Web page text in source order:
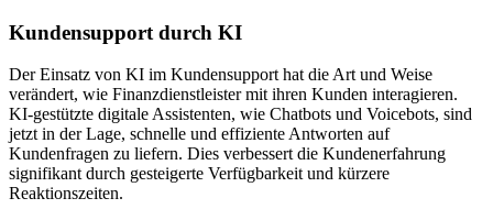
Kundensupport durch KI
Der Einsatz von KI im Kundensupport hat die Art und Weise
verändert, wie Finanzdienstleister mit ihren Kunden interagieren.
KI-gestützte digitale Assistenten, wie Chatbots und Voicebots, sind
jetzt in der Lage, schnelle und effiziente Antworten auf
Kundenfragen zu liefern. Dies verbessert die Kundenerfahrung
signifikant durch gesteigerte Verfügbarkeit und kürzere
Reaktionszeiten.